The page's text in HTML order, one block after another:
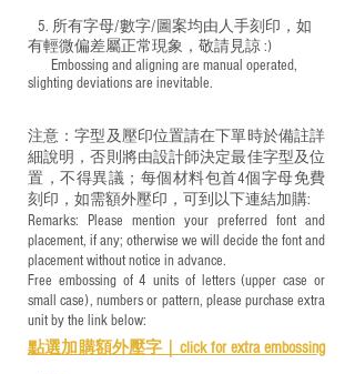
5. 所有字母/數字/圖案均由人手刻印，如
有輕微偏差屬正常現象，敬請見諒 :)
​ Embossing and aligning are manual operated,
slighting deviations are inevitable.
注意：字型及壓印位置請在下單時於備註詳
細說明，否則將由設計師決定最佳字型及位
置，不得異議；每個材料包首4個字母免費
刻印，如需額外壓印，可到以下連結加購:
Remarks: Please mention your preferred font and
placement, if any; otherwise we will decide the font and
placement without notice in advance.
Free embossing of 4 units of letters (upper case or
small case), numbers or pattern, please purchase extra
unit by the link below:
點選加購額外壓字｜ click for extra embossing